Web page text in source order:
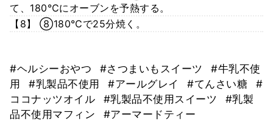
て、180℃にオーブンを予熱する。
【8】 ⑧180℃で25分焼く。
#ヘルシーおやつ #さつまいもスイーツ
#牛乳不使
用
#乳製品不使用 #アールグレイ #てんさい糖
#
ココナッツオイル
#乳製品不使用スイーツ
#乳製
品不使用マフィン
#アーマードティー